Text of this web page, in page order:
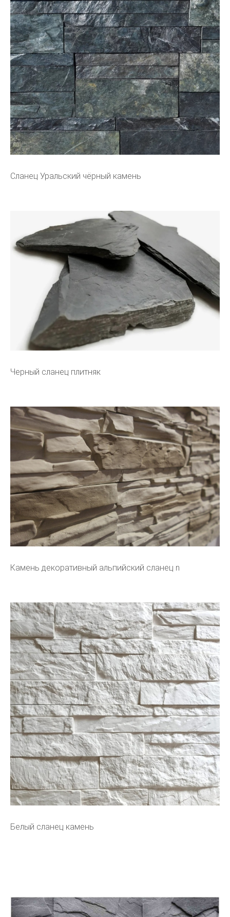
Сланец Уральский чёрный камень
Черный сланец плитняк
Камень декоративный альпийский сланец n
Белый сланец камень